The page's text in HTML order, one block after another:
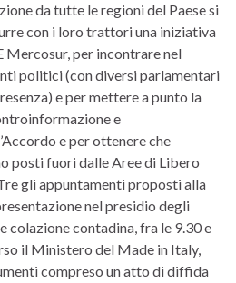
da tutte le regioni del Paese si
con i loro trattori una iniziativa
Mercosur, per incontrare nel
politici (con diversi parlamentari
e per mettere a punto la
e
e per ottenere che
posti fuori dalle Aree di Libero
gli appuntamenti proposti alla
nel presidio degli
colazione contadina, fra le 9.30 e
il Ministero del Made in Italy,
compreso un atto di diffida